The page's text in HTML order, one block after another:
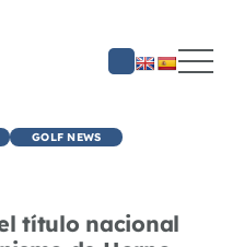
GOLF NEWS
título nacional